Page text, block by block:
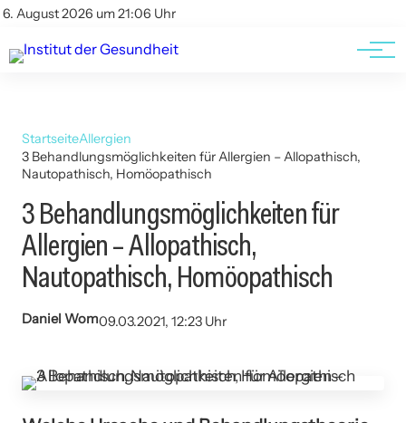
6. August 2026 um 21:06 Uhr
Kontakt
Kontakt
AGBs
StartseiteAllergien
3 Behandlungsmöglichkeiten für Allergien – Allopathisch,
Nautopathisch, Homöopathisch
3 Behandlungsmöglichkeiten für
Allergien – Allopathisch,
Nautopathisch, Homöopathisch
Daniel Wom09.03.2021, 12:23 Uhr